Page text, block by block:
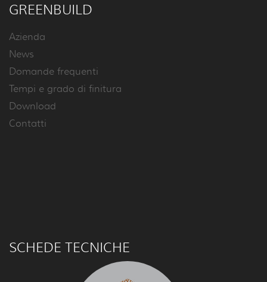
GREENBUILD
Azienda
News
Domande frequenti
Tempi e grado di finitura
Download
Contatti
SCHEDE TECNICHE